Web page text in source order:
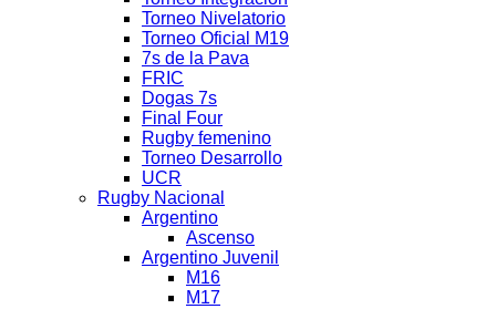
Torneo Nivelatorio
Torneo Oficial M19
7s de la Pava
FRIC
Dogas 7s
Final Four
Rugby femenino
Torneo Desarrollo
UCR
Rugby Nacional
Argentino
Ascenso
Argentino Juvenil
M16
M17